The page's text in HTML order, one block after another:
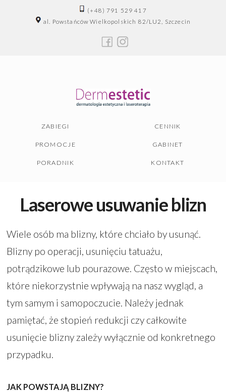
(+48) 791 529 417
al. Powstańców Wielkopolskich 82/LU2, Szczecin
ZABIEGI CENNIK
PROMOCJE GABINET
PORADNIK KONTAKT
Laserowe usuwanie blizn
Wiele osób ma blizny, które chciało by usunąć.
Blizny po operacji, usunięciu tatuażu,
potrądzikowe lub pourazowe. Często w miejscach,
które niekorzystnie wpływają na nasz wygląd, a
tym samym i samopoczucie. Należy jednak
pamiętać, że stopień redukcji czy całkowite
usunięcie blizny zależy wyłącznie od konkretnego
przypadku.
JAK POWSTAJĄ BLIZNY?